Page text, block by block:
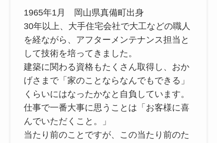
1965年1月 岡山県真備町出身
30年以上、大手住宅会社で大工などの職人
を経ながら、アフターメンテナンス担当と
して技術を培ってきました。
建築に関わる資格もたくさん取得し、おか
げさまで「家のことならなんでもできる」
くらいにはなったかなと自負しています。
仕事で一番大事に思うことは「お客様に喜
んでいただくこと。」
当たり前のことですが、この当たり前のた